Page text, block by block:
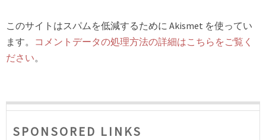
このサイトはスパムを低減するために Akismet を使ってい
ます。 コメントデータの処理方法の詳細はこちらをご覧く
ださい。
SPONSORED LINKS